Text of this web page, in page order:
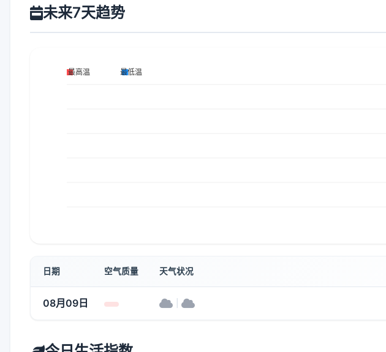
未来7天趋势
日期 空气质量 天气状况
08月09日